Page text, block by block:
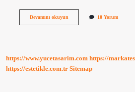
Devamını okuyunMotosiklet
10 Yorum
https://www.yucetasarim.com https://
https://estetikle.com.tr Sitemap